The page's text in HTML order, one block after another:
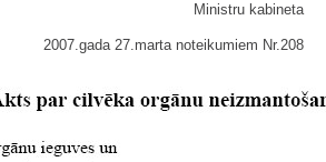
Ministru kabineta
2007.gada 27.marta noteikumiem Nr.208